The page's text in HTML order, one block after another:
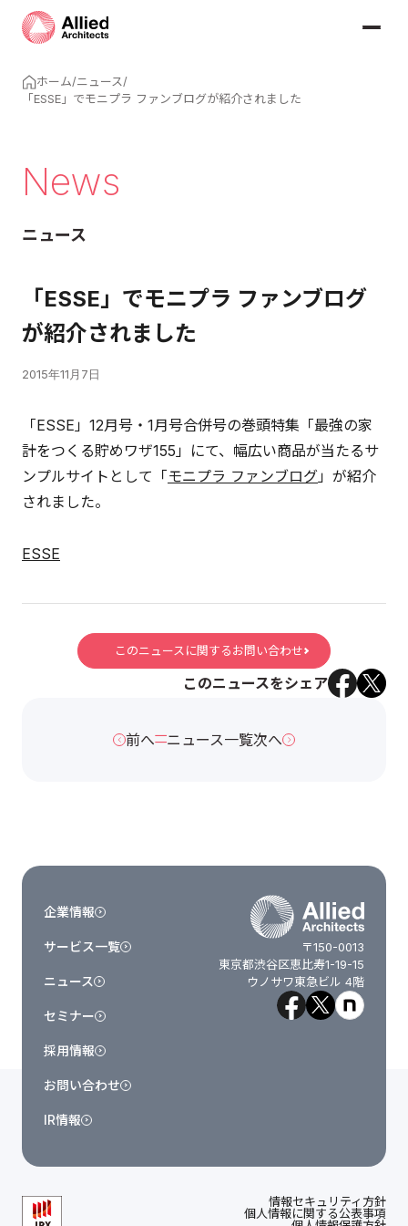
ホーム/ニュース/
「ESSE」でモニプラ ファンブログが紹介されました
News
ニュース
「ESSE」でモニプラ ファンブログ
が紹介されました
2015年11月7日
「ESSE」12月号・1月号合併号の巻頭特集「最強の家
計をつくる貯めワザ155」にて、幅広い商品が当たるサ
ンプルサイトとして「モニプラ ファンブログ 」が紹介
されました。
ESSE
このニュースに関するお問い合わせ
このニュースをシェア
前へ ニュース一覧次へ
〒150-0013
東京都渋谷区恵比寿1-19-15
ウノサワ東急ビル 4階
企業情報
サービス一覧
ニュース
セミナー
採用情報
お問い合わせ
IR情報
情報セキュリティ方針
個人情報に関する公表事項